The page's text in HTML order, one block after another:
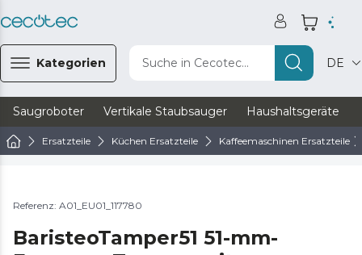
Kategorien Suche in Cecotec... DE
Saugroboter Vertikale Staubsauger Haushaltsgeräte
Ersatzteile Küchen Ersatzteile Kaffeemaschinen Ersatzteile
Referenz: A01_EU01_117780
BaristeoTamper51 51-mm-